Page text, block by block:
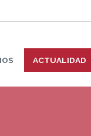
ACTUALIDAD